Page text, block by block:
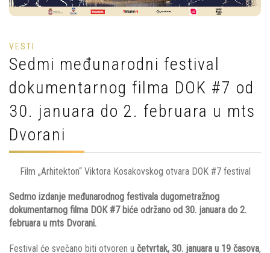
VESTI
Sedmi međunarodni festival
dokumentarnog filma DOK #7 od
30. januara do 2. februara u mts
Dvorani
Film „Arhitekton“ Viktora Kosakovskog otvara DOK #7 festival
Sedmo izdanje međunarodnog festivala dugometražnog
dokumentarnog filma DOK #7 biće održano od 30. januara do 2.
februara u mts Dvorani.
Festival će svečano biti otvoren u četvrtak, 30. januara u 19 časova,